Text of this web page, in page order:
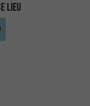
LIEU